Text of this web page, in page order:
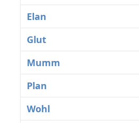
Elan
Glut
Mumm
Plan
Wohl